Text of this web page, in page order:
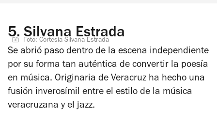
5. Silvana Estrada
Foto: Cortesía Silvana Estrada
Se abrió paso dentro de la escena independiente
por su forma tan auténtica de convertir la poesía
en música. Originaria de Veracruz ha hecho una
fusión inverosímil entre el estilo de la música
veracruzana y el jazz.